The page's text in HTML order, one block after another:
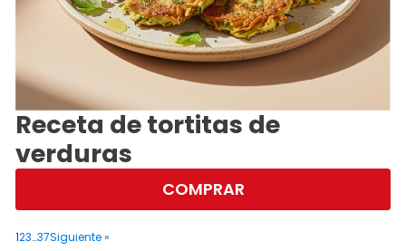
Receta de tortitas de
verduras
COMPRAR
123…37Siguiente »